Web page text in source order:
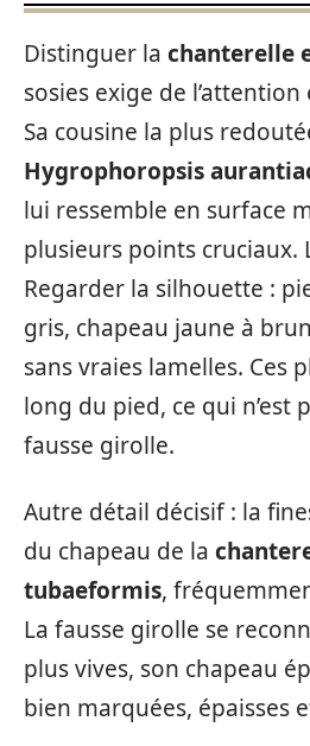
Distinguer la chanterelle
sosies exige de
Sa cousine la plus
Hygrophoropsis
lui ressemble en surface
plusieurs points cruciaux.
Regarder la silhouette :
gris, chapeau jaune à
sans vraies lamelles. Ces
long du pied, ce qui n’est
fausse girolle.
Autre détail décisif : la
du chapeau de la
tubaeformis,
La fausse girolle se
plus vives, son chapeau
bien marquées, épaisses